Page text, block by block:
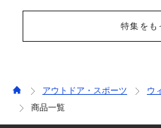
特集をも
アウトドア・スポーツ ウ
商品一覧